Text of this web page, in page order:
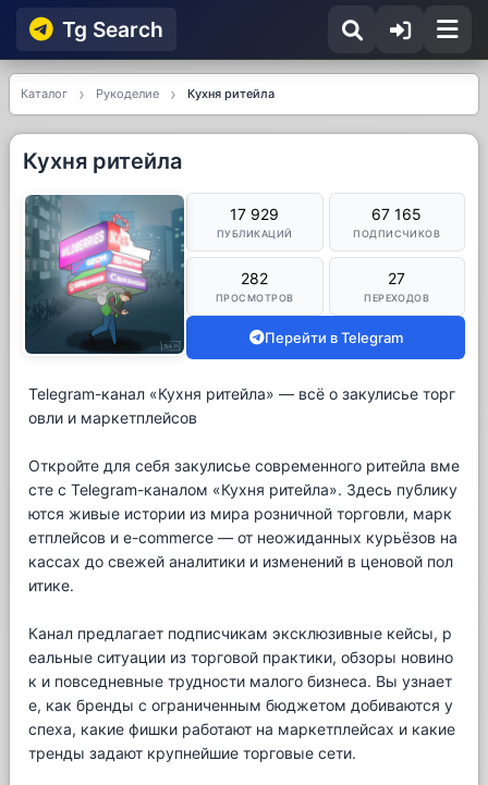
Tg Searсh
Каталог Рукоделие Кухня ритейла
Кухня ритейла
17 929
ПУБЛИКАЦИЙ
67 165
ПОДПИСЧИКОВ
282
ПРОСМОТРОВ
27
ПЕРЕХОДОВ
Перейти в Telegram
Telegram-канал «Кухня ритейла» — всё о закулисье торг
овли и маркетплейсов
Откройте для себя закулисье современного ритейла вме
сте с Telegram-каналом «Кухня ритейла». Здесь публику
ются живые истории из мира розничной торговли, марк
етплейсов и e-commerce — от неожиданных курьёзов на
кассах до свежей аналитики и изменений в ценовой пол
итике.
Канал предлагает подписчикам эксклюзивные кейсы, р
еальные ситуации из торговой практики, обзоры новино
к и повседневные трудности малого бизнеса. Вы узнает
е, как бренды с ограниченным бюджетом добиваются у
спеха, какие фишки работают на маркетплейсах и какие
тренды задают крупнейшие торговые сети.